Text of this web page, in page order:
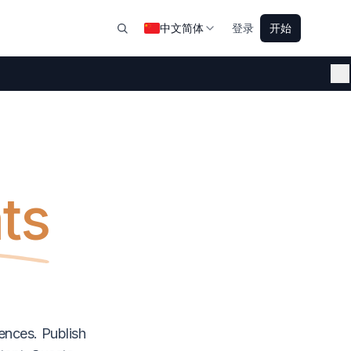
中文简体 登录 开始
Publish